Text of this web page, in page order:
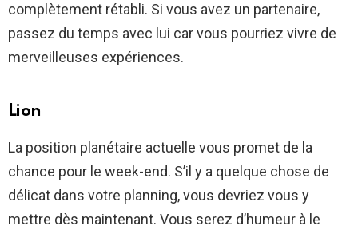
complètement rétabli. Si vous avez un partenaire,
passez du temps avec lui car vous pourriez vivre de
merveilleuses expériences.
Lion
La position planétaire actuelle vous promet de la
chance pour le week-end. S’il y a quelque chose de
délicat dans votre planning, vous devriez vous y
mettre dès maintenant. Vous serez d’humeur à le